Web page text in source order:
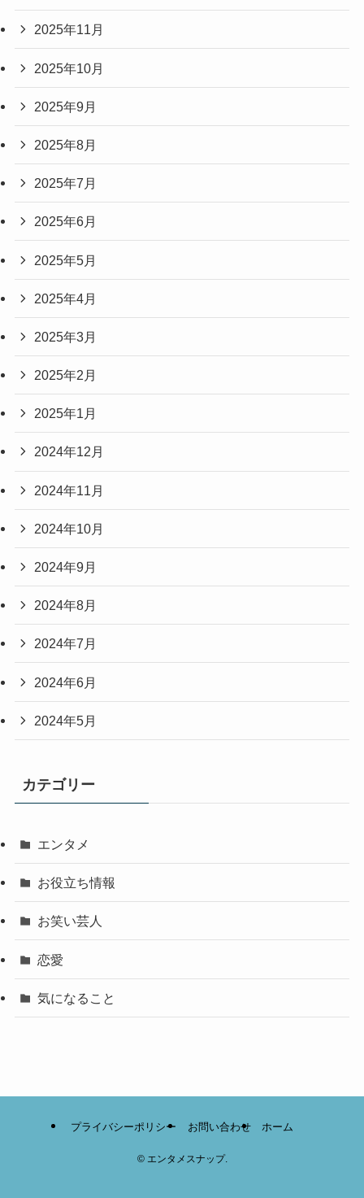
2025年11月
2025年10月
2025年9月
2025年8月
2025年7月
2025年6月
2025年5月
2025年4月
2025年3月
2025年2月
2025年1月
2024年12月
2024年11月
2024年10月
2024年9月
2024年8月
2024年7月
2024年6月
2024年5月
カテゴリー
エンタメ
お役立ち情報
お笑い芸人
恋愛
気になること
プライバシーポリシー お問い合わせ ホーム
©エンタメスナップ.